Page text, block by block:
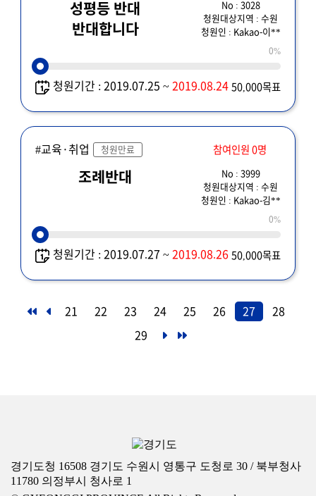
성평등 반대
반대합니다
No : 3028
청원대상지역 : 수원
청원인 : Kakao-이**
0%
청원기간 : 2019.07.25 ~2019.08.24 50,000목표
#교육·취업 청원만료 참여인원 0명
조례반대
No : 3999
청원대상지역 : 수원
청원인 : Kakao-김**
0%
청원기간 : 2019.07.27 ~2019.08.26 50,000목표
21 22 23 24 25 26 27 28
29
경기도청 16508 경기도 수원시 영통구 도청로 30 / 북부청사
11780 의정부시 청사로 1